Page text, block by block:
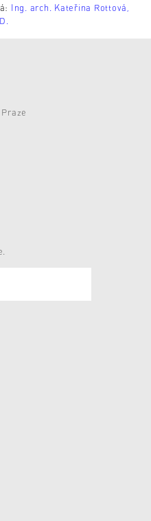
Ing. arch. Kateřina Rottová,